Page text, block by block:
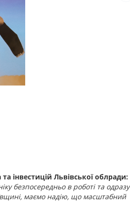
інвестицій Львівської облради:
безпосередньо в роботі та одразу
маємо надію, що масштабний